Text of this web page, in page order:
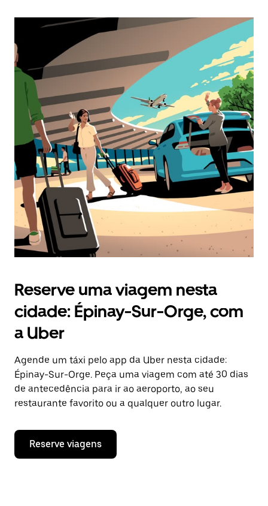
Reserve uma viagem nesta
cidade: Épinay-Sur-Orge, com
a Uber
Agende um táxi pelo app da Uber nesta cidade:
Épinay-Sur-Orge. Peça uma viagem com até 30 dias
de antecedência para ir ao aeroporto, ao seu
restaurante favorito ou a qualquer outro lugar.
Reserve viagens